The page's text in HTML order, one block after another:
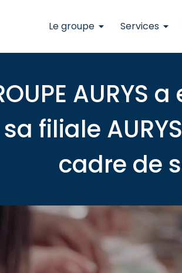
Le groupe Services
filiale AURYS
cadre de